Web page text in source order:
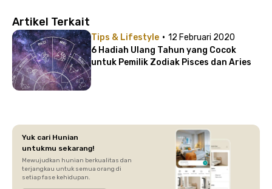
Artikel Terkait
Tips & Lifestyle · 12 Februari 2020
6 Hadiah Ulang Tahun yang Cocok
untuk Pemilik Zodiak Pisces dan Aries
Yuk cari Hunian
untukmu sekarang!
Mewujudkan hunian berkualitas dan
terjangkau untuk semua orang di
setiap fase kehidupan.